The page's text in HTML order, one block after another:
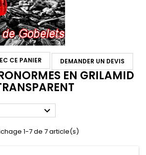
CE PANIER DEMANDER UN DEVIS
EN GRILAMID

1-7 de 7 article(s)